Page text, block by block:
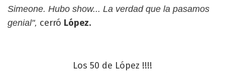
Simeone. Hubo show... La verdad que la pasamos
genial", cerró López.
Los 50 de López !!!!